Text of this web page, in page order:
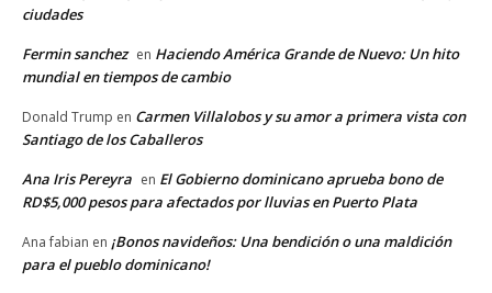
ciudades
Fermin sanchez en Haciendo América Grande de Nuevo: Un hito
mundial en tiempos de cambio
Donald Trump en Carmen Villalobos y su amor a primera vista con
Santiago de los Caballeros
Ana Iris Pereyra en El Gobierno dominicano aprueba bono de
RD$5,000 pesos para afectados por lluvias en Puerto Plata
Ana fabian en ¡Bonos navideños: Una bendición o una maldición
para el pueblo dominicano!